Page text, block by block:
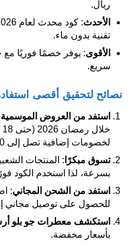
ريال.
الأحدث
تقنية بدون ماء.
الأقوى: يوفر خصمًا فوريًا مع
سريع.
نصائح لتحقيق أقصى
استفد من العروض الموسمية
لخصومات إضافية تصل إلى 40%.
تسوق مبكرًا : المنتجات
بسرعة، لذا استخدم الكود
استفد من الشحن المجاني
للحصول على توصيل مجاني
استكشف معطرات جو بلو
بأسعار مخفضة.